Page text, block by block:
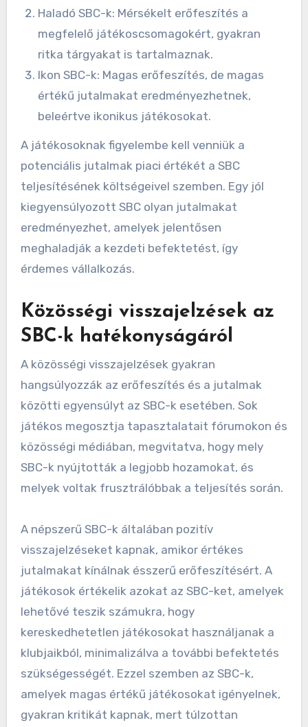
Haladó SBC-k: Mérsékelt erőfeszítés a
megfelelő játékoscsomagokért, gyakran
ritka tárgyakat is tartalmaznak.
Ikon SBC-k: Magas erőfeszítés, de magas
értékű jutalmakat eredményezhetnek,
beleértve ikonikus játékosokat.
A játékosoknak figyelembe kell venniük a
potenciális jutalmak piaci értékét a SBC
teljesítésének költségeivel szemben. Egy jól
kiegyensúlyozott SBC olyan jutalmakat
eredményezhet, amelyek jelentősen
meghaladják a kezdeti befektetést, így
érdemes vállalkozás.
Közösségi visszajelzések az
SBC-k hatékonyságáról
A közösségi visszajelzések gyakran
hangsúlyozzák az erőfeszítés és a jutalmak
közötti egyensúlyt az SBC-k esetében. Sok
játékos megosztja tapasztalatait fórumokon és
közösségi médiában, megvitatva, hogy mely
SBC-k nyújtották a legjobb hozamokat, és
melyek voltak frusztrálóbbak a teljesítés során.
A népszerű SBC-k általában pozitív
visszajelzéseket kapnak, amikor értékes
jutalmakat kínálnak ésszerű erőfeszítésért. A
játékosok értékelik azokat az SBC-ket, amelyek
lehetővé teszik számukra, hogy
kereskedhetetlen játékosokat használjanak a
klubjaikból, minimalizálva a további befektetés
szükségességét. Ezzel szemben az SBC-k,
amelyek magas értékű játékosokat igényelnek,
gyakran kritikát kapnak, mert túlzottan